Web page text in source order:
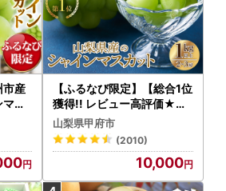
市産
ス
2
ャ
ツ
【ふるなび限定】【総合1位
獲得!! レビュー高評価★】
〈2026年度配送分〉山梨
県産 シャインマスカット 2
～3房（1.0kg以上）シャイ
ン フルーツ FN-Limited-S
P
山梨県甲府市
(2010)
10,000